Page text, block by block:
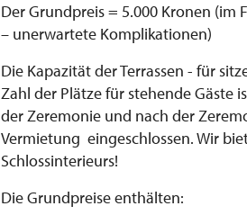
Der Grundpreis = 5.000 Kronen (im
– unerwartete Komplikationen)
Die Kapazität der Terrassen - für
Zahl der Plätze für stehende Gäste
der Zeremonie und nach der
Vermietung eingeschlossen. Wir
Schlossinterieurs!
Die Grundpreise enthälten: